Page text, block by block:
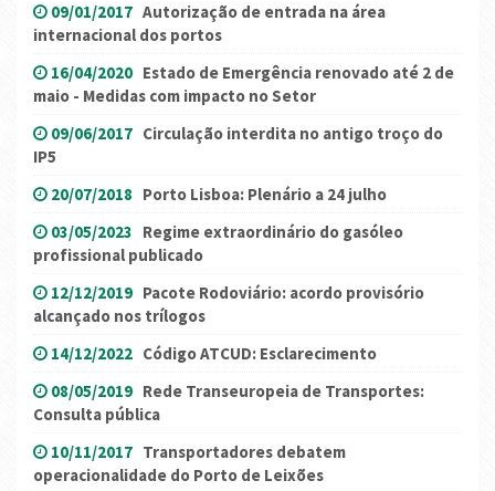
09/01/2017 Autorização de entrada na área
internacional dos portos
16/04/2020 Estado de Emergência renovado até 2 de
maio - Medidas com impacto no Setor
09/06/2017 Circulação interdita no antigo troço do
IP5
20/07/2018 Porto Lisboa: Plenário a 24 julho
03/05/2023 Regime extraordinário do gasóleo
profissional publicado
12/12/2019 Pacote Rodoviário: acordo provisório
alcançado nos trílogos
14/12/2022 Código ATCUD: Esclarecimento
08/05/2019 Rede Transeuropeia de Transportes:
Consulta pública
10/11/2017 Transportadores debatem
operacionalidade do Porto de Leixões